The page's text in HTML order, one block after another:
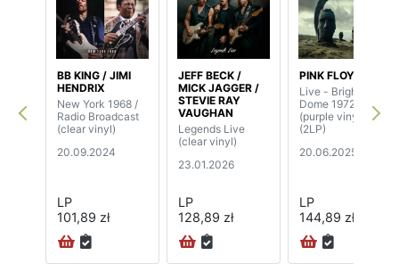
BB KING / JIMI
HENDRIX
New York 1968 /
Radio Broadcast
(clear vinyl)
20.09.2024
LP
101,89 zł
JEFF BECK /
MICK JAGGER /
STEVIE RAY
VAUGHAN
Legends Live
(clear vinyl)
23.01.2026
LP
128,89 zł
PINK FLOYD
Live - Brighton
Dome 1972
(purple vinyl)
(2LP)
20.06.2025
LP
144,89 zł